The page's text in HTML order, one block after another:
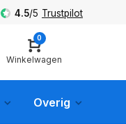
4.5/5 Trustpilot
0
Winkelwagen
Overig